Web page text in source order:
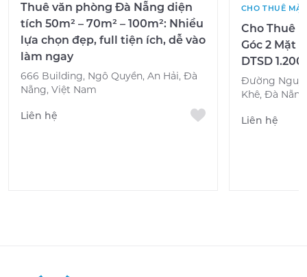
Thuê văn phòng Đà Nẵng diện
tích 50m² – 70m² – 100m²: Nhiều
lựa chọn đẹp, full tiện ích, dễ vào
làm ngay
666 Building, Ngô Quyền, An Hải, Đà
Nẵng, Việt Nam
Liên hệ
CHO THUÊ
Cho Thuê
Góc 2 Mặt
DTSD
Đường
Khê, Đà
Liên hệ